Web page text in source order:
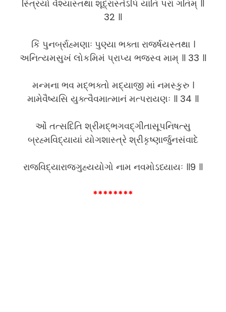
સ્ત્રિયો વૈશ્યાસ્તથા શૂદ્રાસ્તેઽપિ યાંતિ પરાં ગતિમ્ ॥
32 ॥
કિં પુનર્બ્રાહ્મણાઃ પુણ્યા ભક્તા રાજર્ષયસ્તથા ।
અનિત્યમસુખં લોકમિમં પ્રાપ્ય ભજસ્વ મામ્ ॥ 33 ॥
મન્મના ભવ મદ્ભક્તો મદ્યાજી માં નમસ્કુરુ ।
મામેવૈષ્યસિ યુક્ત્વૈવમાત્માનં મત્પરાયણઃ ॥ 34 ॥
ઓં તત્સદિતિ શ્રીમદ્ભગવદ્ગીતાસૂપનિષત્સુ
બ્રહ્મવિદ્યાયાં યોગશાસ્ત્રે શ્રીકૃષ્ણાર્જુનસંવાદે
રાજવિદ્યારાજગુહ્યયોગો નામ નવમોઽધ્યાયઃ ॥9 ॥
********